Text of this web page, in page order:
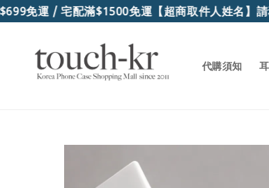
免運 / 宅配滿$1500免運【超商取件人姓名】請
代購須知